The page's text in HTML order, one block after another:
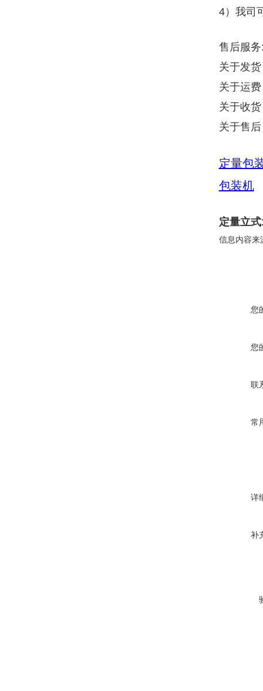
4）我司
售后服务
关于发
关于运
关于收
关于售
定量包
包装机
定量立
信息内容来
您
您
联
常
详
补